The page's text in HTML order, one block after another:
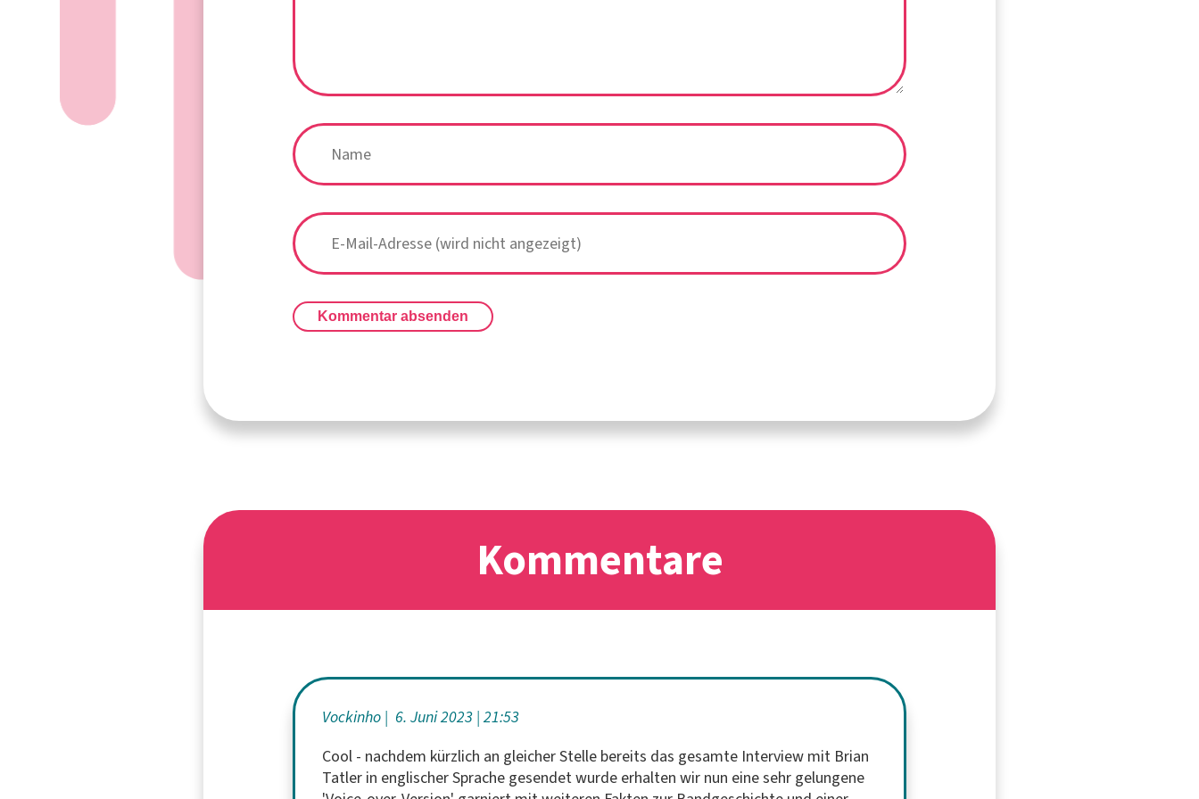
Kommentar absenden
Kommentare
Vockinho 6. Juni 2023 21:53
Cool - nachdem kürzlich an gleicher Stelle bereits das gesamte Interview mit Brian
Tatler in englischer Sprache gesendet wurde erhalten wir nun eine sehr gelungene